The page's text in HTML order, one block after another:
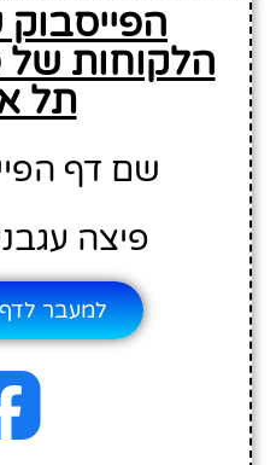
הלקוחות של
תל
שם דף
פיצה
למעבר